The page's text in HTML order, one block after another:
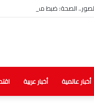
الصحة: ضبط مخزن غير مرخص
أخبار عالمية أخبار عربية